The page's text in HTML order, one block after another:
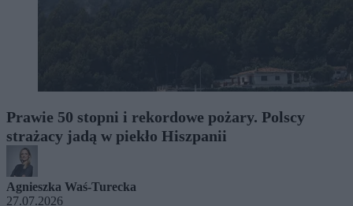
Prawie 50 stopni i rekordowe pożary. Polscy
strażacy jadą w piekło Hiszpanii
Agnieszka Waś-Turecka
27.07.2026